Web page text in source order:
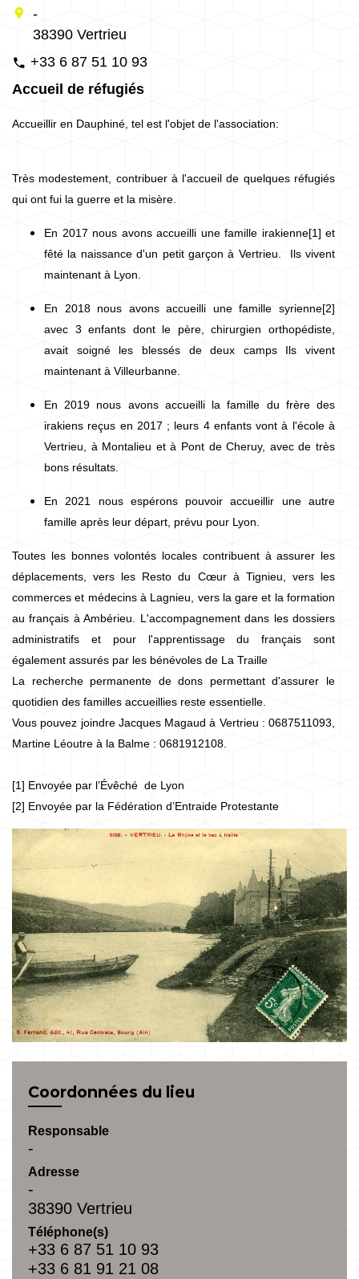
location_on
-
38390 Vertrieu
phone +33 6 87 51 10 93
Accueil de réfugiés
Accueillir en Dauphiné, tel est l'objet de l'association:
Très modestement, contribuer à l'accueil de quelques réfugiés
qui ont fui la guerre et la misère.
En 2017 nous avons accueilli une famille irakienne[1] et
fêté la naissance d'un petit garçon à Vertrieu. Ils vivent
maintenant à Lyon.
En 2018 nous avons accueilli une famille syrienne[2]
avec 3 enfants dont le père, chirurgien orthopédiste,
avait soigné les blessés de deux camps Ils vivent
maintenant à Villeurbanne.
En 2019 nous avons accueilli la famille du frère des
irakiens reçus en 2017 ; leurs 4 enfants vont à l'école à
Vertrieu, à Montalieu et à Pont de Cheruy, avec de très
bons résultats.
En 2021 nous espérons pouvoir accueillir une autre
famille après leur départ, prévu pour Lyon.
Toutes les bonnes volontés locales contribuent à assurer les
déplacements, vers les Resto du Cœur à Tignieu, vers les
commerces et médecins à Lagnieu, vers la gare et la formation
au français à Ambérieu. L'accompagnement dans les dossiers
administratifs et pour l'apprentissage du français sont
également assurés par les bénévoles de La Traille
La recherche permanente de dons permettant d'assurer le
quotidien des familles accueillies reste essentielle.
Vous pouvez joindre Jacques Magaud à Vertrieu : 0687511093,
Martine Léoutre à la Balme : 0681912108.
[1] Envoyée par l’Évêché de Lyon
[2] Envoyée par la Fédération d’Entraide Protestante
Coordonnées du lieu
Responsable
-
Adresse
-
38390 Vertrieu
Téléphone(s)
+33 6 87 51 10 93
+33 6 81 91 21 08